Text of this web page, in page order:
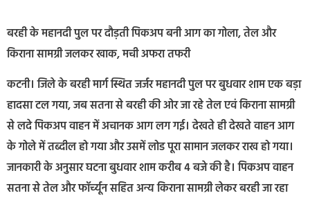
बरही के महानदी पुल पर दौड़ती पिकअप बनी आग का गोला, तेल और
किराना सामग्री जलकर खाक, मची अफरा तफरी
कटनी। जिले के बरही मार्ग स्थित जर्जर महानदी पुल पर बुधवार शाम एक बड़ा
हादसा टल गया, जब सतना से बरही की ओर जा रहे तेल एवं किराना सामग्री
से लदे पिकअप वाहन में अचानक आग लग गई। देखते ही देखते वाहन आग
के गोले में तब्दील हो गया और उसमें लोड पूरा सामान जलकर राख हो गया।
जानकारी के अनुसार घटना बुधवार शाम करीब 4 बजे की है। पिकअप वाहन
सतना से तेल और फॉर्च्यून सहित अन्य किराना सामग्री लेकर बरही जा रहा